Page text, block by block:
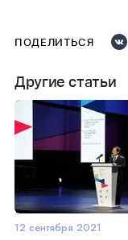
ПОДЕЛИТЬСЯ
Другие статьи
12 сентября 2021